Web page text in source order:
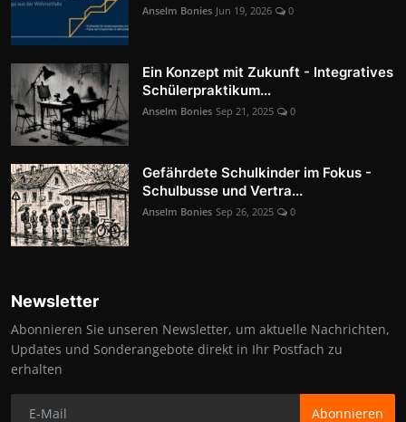
Anselm Bonies Jun 19, 2026 0
Ein Konzept mit Zukunft - Integratives
Schülerpraktikum...
Anselm Bonies Sep 21, 2025 0
Gefährdete Schulkinder im Fokus -
Schulbusse und Vertra...
Anselm Bonies Sep 26, 2025 0
Newsletter
Abonnieren Sie unseren Newsletter, um aktuelle Nachrichten,
Updates und Sonderangebote direkt in Ihr Postfach zu
erhalten
Abonnieren